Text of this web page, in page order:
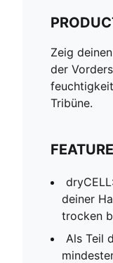
Zeig
der
Tribüne.
deiner
trocken
Als Teil